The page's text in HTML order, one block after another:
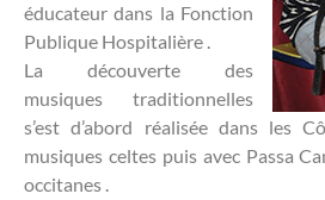
éducateur dans la Fonction
Publique Hospitalière .
La découverte des
musiques traditionnelles
s’est d’abord réalisée dans les
musiques celtes puis avec Passa
occitanes .